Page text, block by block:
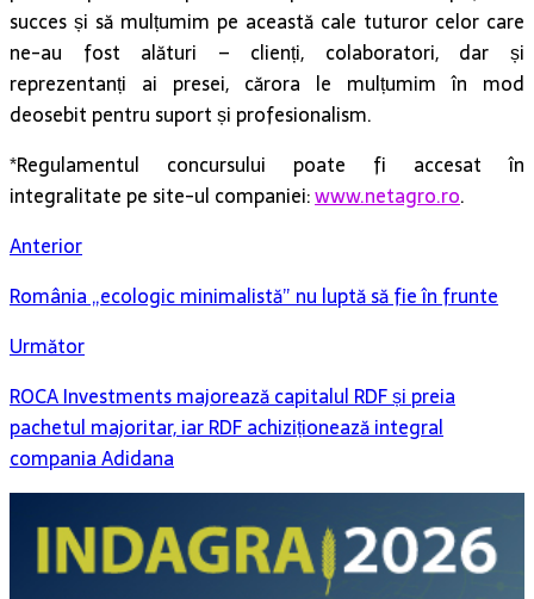
succes și să mulțumim pe această cale tuturor celor care
ne-au fost alături – clienți, colaboratori, dar și
reprezentanți ai presei, cărora le mulțumim în mod
deosebit pentru suport și profesionalism.
*Regulamentul concursului poate fi accesat în
integralitate pe site-ul companiei:www.netagro.ro.
Anterior
România „ecologic minimalistă” nu luptă să fie în frunte
Următor
ROCA Investments majorează capitalul RDF și preia
pachetul majoritar, iar RDF achiziționează integral
compania Adidana